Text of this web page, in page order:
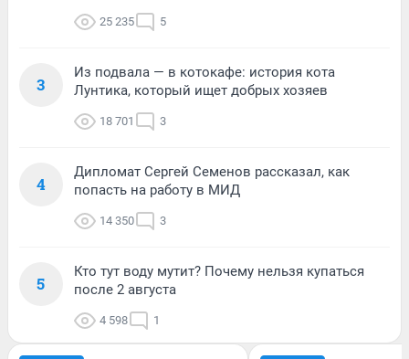
25 235 5
3
Из подвала — в котокафе: история кота
Лунтика, который ищет добрых хозяев
18 701 3
4
Дипломат Сергей Семенов рассказал, как
попасть на работу в МИД
14 350 3
5
Кто тут воду мутит? Почему нельзя купаться
после 2 августа
4 598 1